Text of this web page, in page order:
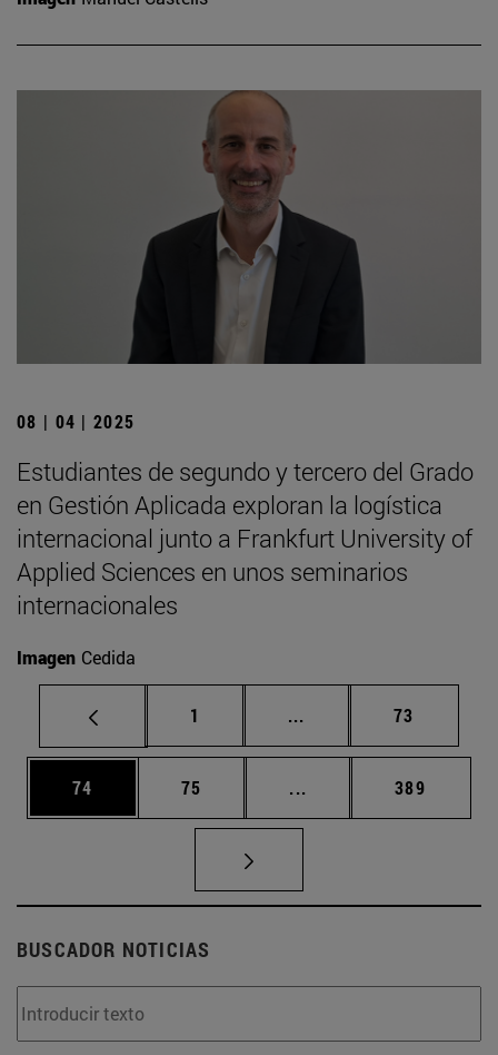
08 | 04 | 2025
Estudiantes de segundo y tercero del Grado
en Gestión Aplicada exploran la logística
internacional junto a Frankfurt University of
Applied Sciences en unos seminarios
internacionales
Imagen Cedida
Página
1 ... Páginas intermedias
Página
73
Página
74 Página
75 ... Páginas intermedias
Página
389
BUSCADOR NOTICIAS